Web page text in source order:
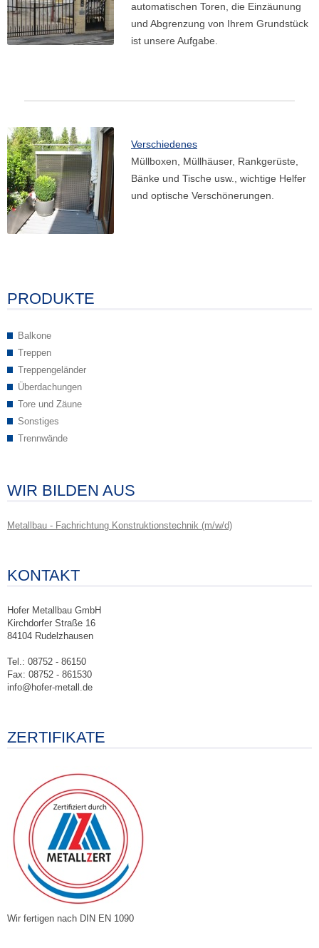
automatischen Toren, die Einzäunung
und Abgrenzung von Ihrem Grundstück
ist unsere Aufgabe.
Verschiedenes
Müllboxen, Müllhäuser, Rankgerüste,
Bänke und Tische usw., wichtige Helfer
und optische Verschönerungen.
PRODUKTE
Balkone
Treppen
Treppengeländer
Überdachungen
Tore und Zäune
Sonstiges
Trennwände
WIR BILDEN AUS
Metallbau - Fachrichtung Konstruktionstechnik (m/w/d)
KONTAKT
Hofer Metallbau GmbH
Kirchdorfer Straße 16
84104 Rudelzhausen
Tel.: 08752 - 86150
Fax: 08752 - 861530
info@hofer-metall.de
ZERTIFIKATE
Wir fertigen nach DIN EN 1090